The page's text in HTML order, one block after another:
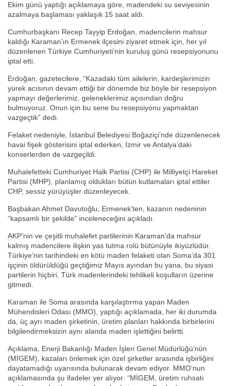
Ekim günü yaptığı açıklamaya göre, madendeki su seviyesinin
azalmaya başlaması yaklaşık 15 saat aldı.
Cumhurbaşkanı Recep Tayyip Erdoğan, madencilerin mahsur
kaldığı Karaman’ın Ermenek ilçesini ziyaret etmek için, her yıl
düzenlenen Türkiye Cumhuriyeti’nin kuruluş günü resepsiyonunu
iptal etti.
Erdoğan, gazetecilere, “Kazadaki tüm ailelerin, kardeşlerimizin
yürek acısının devam ettiği bir dönemde biz böyle bir resepsiyon
yapmayı değerlerimiz, geleneklerimiz açısından doğru
bulmuyoruz. Onun için bu sene bu resepsiyonu yapmaktan
vazgeçtik” dedi.
Felaket nedeniyle, İstanbul Belediyesi Boğaziçi’nde düzenlenecek
havai fişek gösterisini iptal ederken, İzmir ve Antalya’daki
konserlerden de vazgeçildi.
Muhalefetteki Cumhuriyet Halk Partisi (CHP) ile Milliyetçi Hareket
Partisi (MHP), planlamış oldukları bütün kutlamaları iptal ettiler.
CHP, sessiz yürüyüşler düzenleyecek.
Başbakan Ahmet Davutoğlu, Ermenek’ten, kazanın nedeninin
“kapsamlı bir şekilde” inceleneceğini açıkladı.
AKP’nin ve çeşitli muhalefet partilerinin Karaman’da mahsur
kalmış madencilere ilişkin yas tutma rolü bütünüyle ikiyüzlüdür.
Türkiye’nin tarihindeki en kötü maden felaketi olan Soma’da 301
işçinin öldürüldüğü geçtiğimiz Mayıs ayından bu yana, bu siyasi
partilerin hiçbiri, Türk madenlerindeki tehlikeli koşulların üzerine
gitmedi.
Karaman ile Soma arasında karşılaştırma yapan Maden
Mühendisleri Odası (MMO), yaptığı açıklamada, her iki durumda
da, üç ayrı maden şirketinin, üretim planları hakkında birbirlerini
bilgilendirmeksizin aynı alanda maden işlettiğini belirtti.
Açıklama, Enerji Bakanlığı Maden İşleri Genel Müdürlüğü’nün
(MİGEM), kazaları önlemek için özel şirketler arasında işbirliğini
dayatamadığı uyarısında bulunarak devam ediyor. MMO’nun
açıklamasında şu ifadeler yer alıyor: “MİGEM, üretim ruhsatı